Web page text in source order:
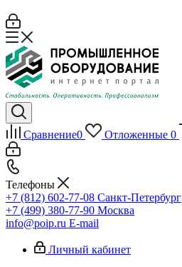
Сравнение0 Отложенные 0
Телефоны
+7 (812) 602-77-08 Санкт-Петербург
+7 (499) 380-77-90 Москва
info@poip.ru E-mail
Личный кабинет